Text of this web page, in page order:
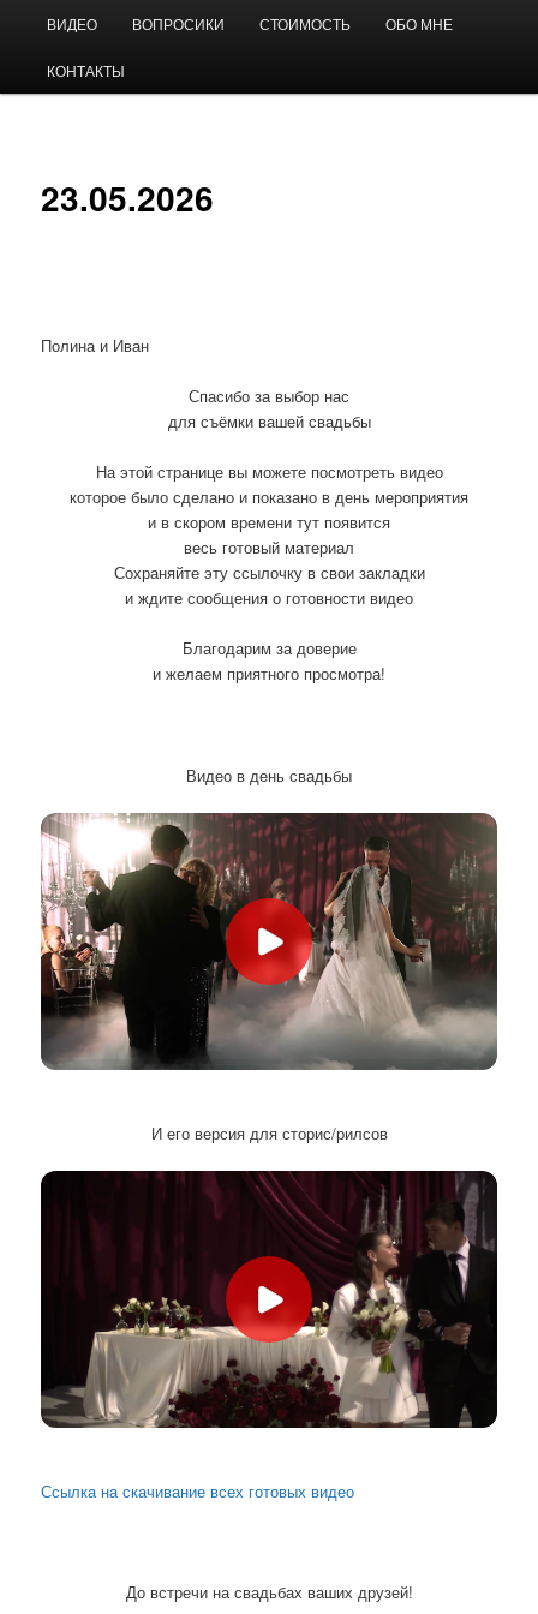
основному
содержимому
Андрей Виноградов
ВИДЕО ВОПРОСИКИ СТОИМОСТЬ ОБО МНЕ
КОНТАКТЫ
23.05.2026
Полина и Иван
Спасибо за выбор нас
для съёмки вашей свадьбы
На этой странице вы можете посмотреть видео
которое было сделано и показано в день мероприятия
и в скором времени тут появится
весь готовый материал
Сохраняйте эту ссылочку в свои закладки
и ждите сообщения о готовности видео
Благодарим за доверие
и желаем приятного просмотра!
Видео в день свадьбы
И его версия для сторис/рилсов
Ссылка на скачивание всех готовых видео
До встречи на свадьбах ваших друзей!